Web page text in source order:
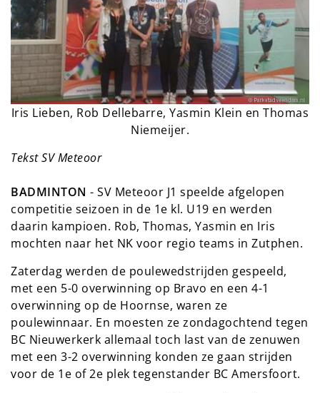
Iris Lieben, Rob Dellebarre, Yasmin Klein en Thomas
Niemeijer.
Tekst SV Meteoor
BADMINTON - SV Meteoor J1 speelde afgelopen
competitie seizoen in de 1e kl. U19 en werden
daarin kampioen. Rob, Thomas, Yasmin en Iris
mochten naar het NK voor regio teams in Zutphen.
Zaterdag werden de poulewedstrijden gespeeld,
met een 5-0 overwinning op Bravo en een 4-1
overwinning op de Hoornse, waren ze
poulewinnaar. En moesten ze zondagochtend tegen
BC Nieuwerkerk allemaal toch last van de zenuwen
met een 3-2 overwinning konden ze gaan strijden
voor de 1e of 2e plek tegenstander BC Amersfoort.